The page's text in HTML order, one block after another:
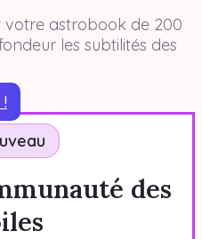
votre astrobook de 200
les subtilités des
des